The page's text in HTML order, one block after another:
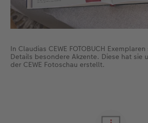
In Claudias CEWE FOTOBUCH
Details besondere Akzente. Diese hat sie
der CEWE Fotoschau erstellt.